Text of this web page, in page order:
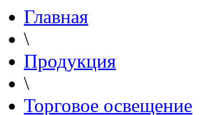
Главная
\
Продукция
\
Торговое освещение